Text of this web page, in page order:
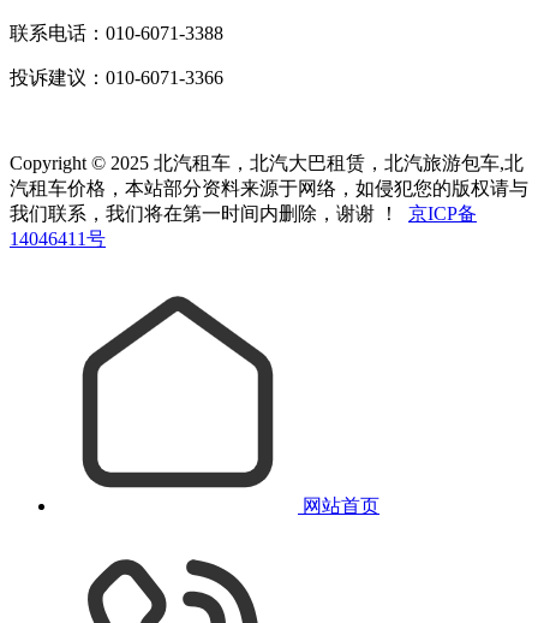
联系电话：010-6071-3388
投诉建议：010-6071-3366
Copyright © 2025 北汽租车，北汽大巴租赁，北汽旅游包车,北
汽租车价格，本站部分资料来源于网络，如侵犯您的版权请与
我们联系，我们将在第一时间内删除，谢谢 ！ 京ICP备
14046411号
网站首页